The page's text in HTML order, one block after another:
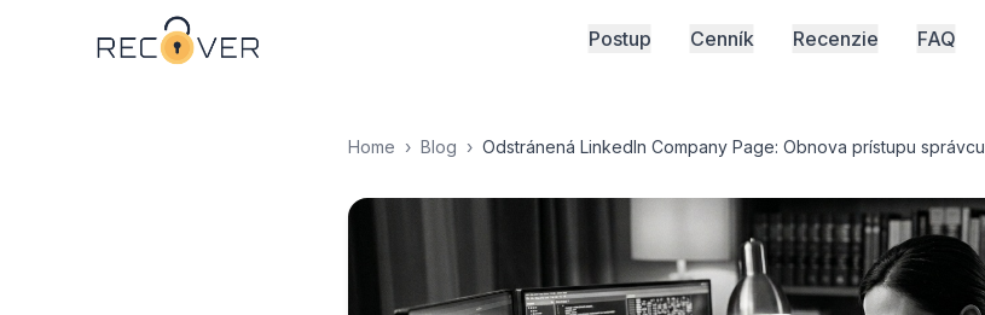
Postup Cenník Recenzie FAQ
Home › Blog › Odstránená LinkedIn Company Page: Obnova prístupu správcu